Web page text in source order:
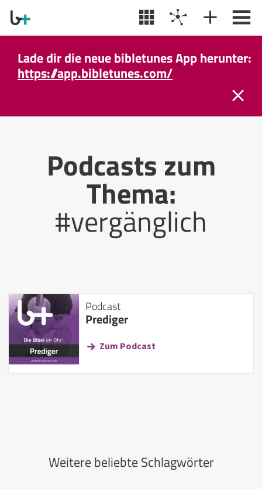
Lade dir die neue bibletunes App herunter:
https://app.bibletunes.com/
Podcasts zum
Thema:
#vergänglich
Podcast
Prediger
Zum Podcast
Weitere beliebte Schlagwörter